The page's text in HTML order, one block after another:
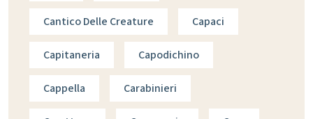
Cantico Delle Creature Capaci
Capitaneria Capodichino
Cappella Carabinieri